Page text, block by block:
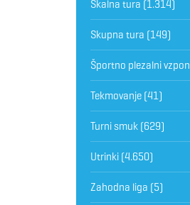
Skalna tura (1.314)
Skupna tura (149)
Športno plezalni vzpon
Tekmovanje(41)
Turni smuk(629)
Utrinki(4.650)
Zahodna liga (5)